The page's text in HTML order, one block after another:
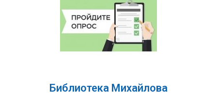
Библиотека Михайлова